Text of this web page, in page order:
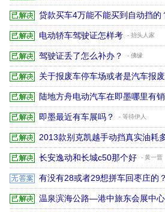
贷款买车4万能不能买到自动挡的
电动轿车驾驶证怎样考 - 抬头人家
驾驶证丢了怎么补办？ - 佛缘
关于报废车停车场或者是汽车报
陆地方舟电动汽车在即墨哪里有
即墨最近有车展吗？ - 等待伊人
2013款别克凯越手动挡真实油耗
长安逸动和长城c50那个好 - 黄一晋
有没有28或者29想拼车回枣庄的？
温泉滨海公路—港中旅东会展中